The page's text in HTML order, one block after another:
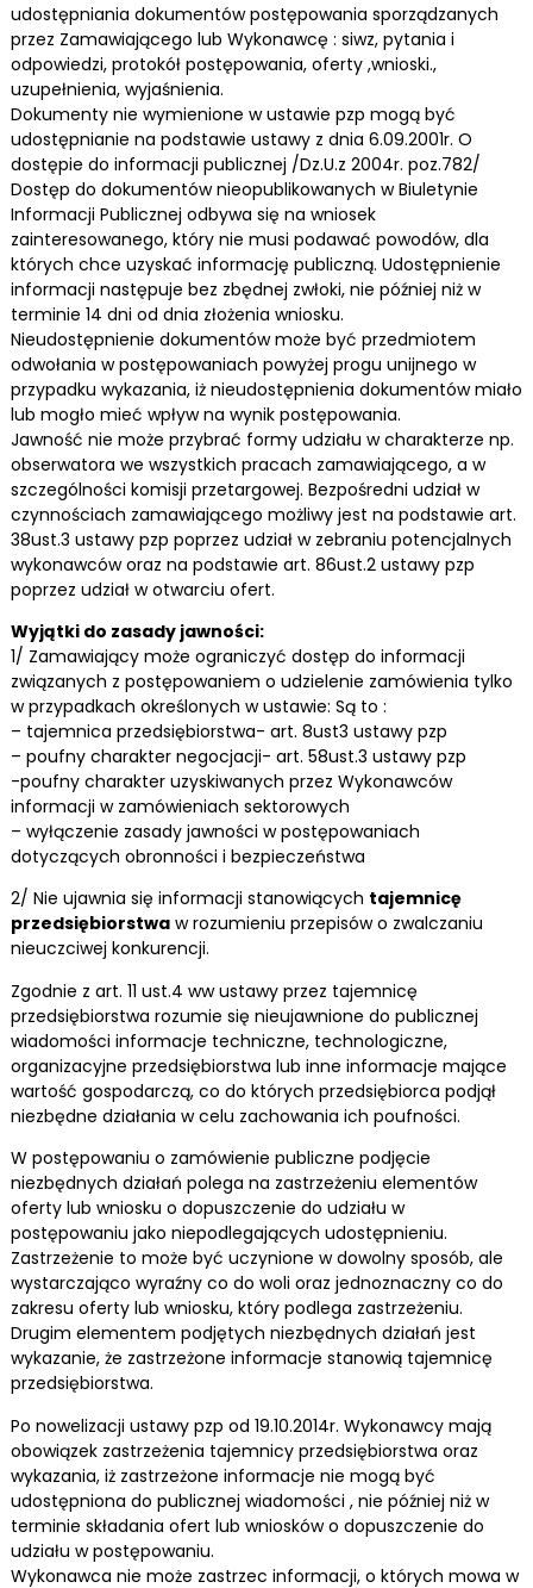
udostępniania dokumentów postępowania sporządzanych
przez Zamawiającego lub Wykonawcę : siwz, pytania i
odpowiedzi, protokół postępowania, oferty ,wnioski.,
uzupełnienia, wyjaśnienia.
Dokumenty nie wymienione w ustawie pzp mogą być
udostępnianie na podstawie ustawy z dnia 6.09.2001r. O
dostępie do informacji publicznej /Dz.U.z 2004r. poz.782/
Dostęp do dokumentów nieopublikowanych w Biuletynie
Informacji Publicznej odbywa się na wniosek
zainteresowanego, który nie musi podawać powodów, dla
których chce uzyskać informację publiczną. Udostępnienie
informacji następuje bez zbędnej zwłoki, nie później niż w
terminie 14 dni od dnia złożenia wniosku.
Nieudostępnienie dokumentów może być przedmiotem
odwołania w postępowaniach powyżej progu unijnego w
przypadku wykazania, iż nieudostępnienia dokumentów miało
lub mogło mieć wpływ na wynik postępowania.
Jawność nie może przybrać formy udziału w charakterze np.
obserwatora we wszystkich pracach zamawiającego, a w
szczególności komisji przetargowej. Bezpośredni udział w
czynnościach zamawiającego możliwy jest na podstawie art.
38ust.3 ustawy pzp poprzez udział w zebraniu potencjalnych
wykonawców oraz na podstawie art. 86ust.2 ustawy pzp
poprzez udział w otwarciu ofert.
Wyjątki do zasady jawności:
1/ Zamawiający może ograniczyć dostęp do informacji
związanych z postępowaniem o udzielenie zamówienia tylko
w przypadkach określonych w ustawie: Są to :
– tajemnica przedsiębiorstwa- art. 8ust3 ustawy pzp
– poufny charakter negocjacji- art. 58ust.3 ustawy pzp
-poufny charakter uzyskiwanych przez Wykonawców
informacji w zamówieniach sektorowych
– wyłączenie zasady jawności w postępowaniach
dotyczących obronności i bezpieczeństwa
2/ Nie ujawnia się informacji stanowiących tajemnicę
przedsiębiorstwaw rozumieniu przepisów o zwalczaniu
nieuczciwej konkurencji.
Zgodnie z art. 11 ust.4 ww ustawy przez tajemnicę
przedsiębiorstwa rozumie się nieujawnione do publicznej
wiadomości informacje techniczne, technologiczne,
organizacyjne przedsiębiorstwa lub inne informacje mające
wartość gospodarczą, co do których przedsiębiorca podjął
niezbędne działania w celu zachowania ich poufności.
W postępowaniu o zamówienie publiczne podjęcie
niezbędnych działań polega na zastrzeżeniu elementów
oferty lub wniosku o dopuszczenie do udziału w
postępowaniu jako niepodlegających udostępnieniu.
Zastrzeżenie to może być uczynione w dowolny sposób, ale
wystarczająco wyraźny co do woli oraz jednoznaczny co do
zakresu oferty lub wniosku, który podlega zastrzeżeniu.
Drugim elementem podjętych niezbędnych działań jest
wykazanie, że zastrzeżone informacje stanowią tajemnicę
przedsiębiorstwa.
Po nowelizacji ustawy pzp od 19.10.2014r. Wykonawcy mają
obowiązek zastrzeżenia tajemnicy przedsiębiorstwa oraz
wykazania, iż zastrzeżone informacje nie mogą być
udostępniona do publicznej wiadomości , nie później niż w
terminie składania ofert lub wniosków o dopuszczenie do
udziału w postępowaniu.
Wykonawca nie może zastrzec informacji, o których mowa w